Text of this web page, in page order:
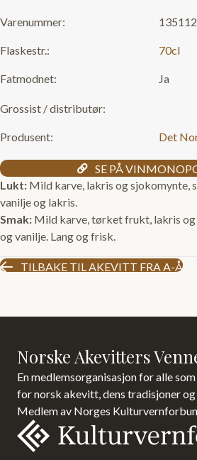
Varenummer:
Flaskestr.: 70cl
Fatmodnet: Ja
Grossist / distributør:
Produsent: Det
SE PÅ
Lukt: Mild karve, lakris og sjokomynte,
vanilje og lakris.
Smak: Mild karve, tørket frukt, lakris og
og vanilje. Lang og frisk.
TILBAKE TIL AKEVITT FRA A-Å
Norske Akevitters
En medlemsorganisasjon for alle
for norsk akevitt, dens tradisjoner og
Medlem av Norges